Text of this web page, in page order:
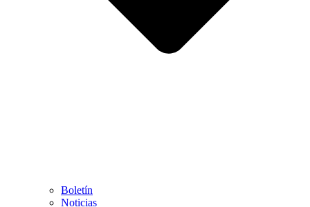
Boletín
Noticias